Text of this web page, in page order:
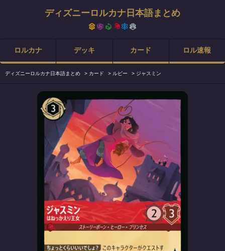
ディズニーロルカナ日本語まとめ
ロルカナ デッキ カード ロル速報
ディズニーロルカナ日本語まとめ > カード > ルビー > ジャスミン